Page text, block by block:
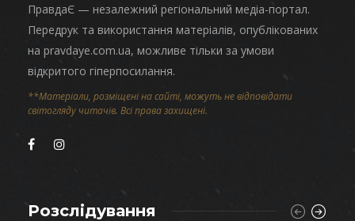
ПравдаЄ — незалежний регіональний медіа-портал.
Передрук та використання матеріалів, опублікованих
на pravdaye.com.ua, можливе тільки за умови
відкритого гіперпосилання.
**Матеріали, розміщені на сайті, можуть не відповідати
світогляду читачів. Всі права захищені.
Розслідування